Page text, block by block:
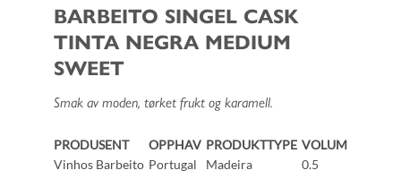
BARBEITO SINGEL CASK
TINTA NEGRA MEDIUM
SWEET
Smak av moden, tørket frukt og karamell.
PRODUSENT
Vinhos Barbeito
OPPHAV
Portugal
PRODUKTTYPE
Madeira
VOLUM
0.5